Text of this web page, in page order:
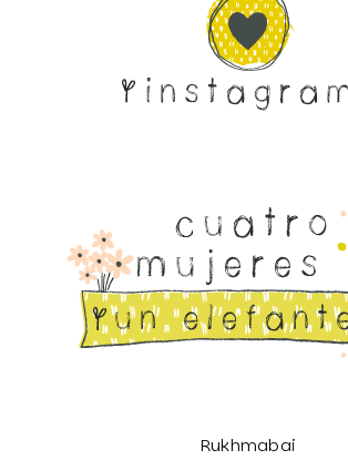
Rukhmabai